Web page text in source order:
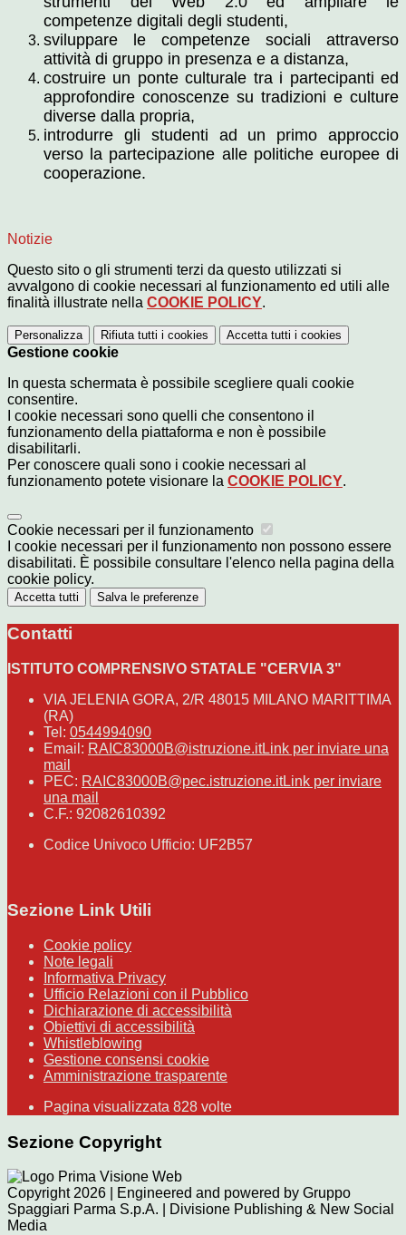
competenze digitali degli studenti,
sviluppare le competenze sociali attraverso
attività di gruppo in presenza e a distanza,
costruire un ponte culturale tra i partecipanti ed
approfondire conoscenze su tradizioni e culture
diverse dalla propria,
introdurre gli studenti ad un primo approccio
verso la partecipazione alle politiche europee di
cooperazione.
Notizie
Questo sito o gli strumenti terzi da questo utilizzati si
avvalgono di cookie necessari al funzionamento ed utili alle
finalità illustrate nella COOKIE POLICY.
Personalizza Rifiuta tutti i cookies Accetta tutti i cookies
Gestione cookie
In questa schermata è possibile scegliere quali cookie
consentire.
I cookie necessari sono quelli che consentono il
funzionamento della piattaforma e non è possibile
disabilitarli.
Per conoscere quali sono i cookie necessari al
funzionamento potete visionare la COOKIE POLICY.
Cookie necessari per il funzionamento
I cookie necessari per il funzionamento non possono essere
disabilitati. È possibile consultare l'elenco nella pagina della
cookie policy.
Accetta tutti Salva le preferenze
Contatti
ISTITUTO COMPRENSIVO STATALE "CERVIA 3"
VIA JELENIA GORA, 2/R 48015 MILANO MARITTIMA
(RA)
Tel: 0544994090
Email: RAIC83000B@istruzione.itLink per inviare una
mail
PEC: RAIC83000B@pec.istruzione.itLink per inviare
una mail
C.F.: 92082610392
Codice Univoco Ufficio: UF2B57
Sezione Link Utili
Cookie policy
Note legali
Informativa Privacy
Ufficio Relazioni con il Pubblico
Dichiarazione di accessibilità
Obiettivi di accessibilità
Whistleblowing
Gestione consensi cookie
Amministrazione trasparente
Pagina visualizzata 828 volte
Sezione Copyright
Copyright 2026 | Engineered and powered by Gruppo
Spaggiari Parma S.p.A. | Divisione Publishing & New Social
Media